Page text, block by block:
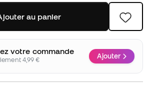
au panier
votre commande
4,99 € Ajouter